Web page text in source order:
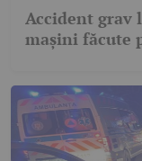
Accident grav
mașini făcute